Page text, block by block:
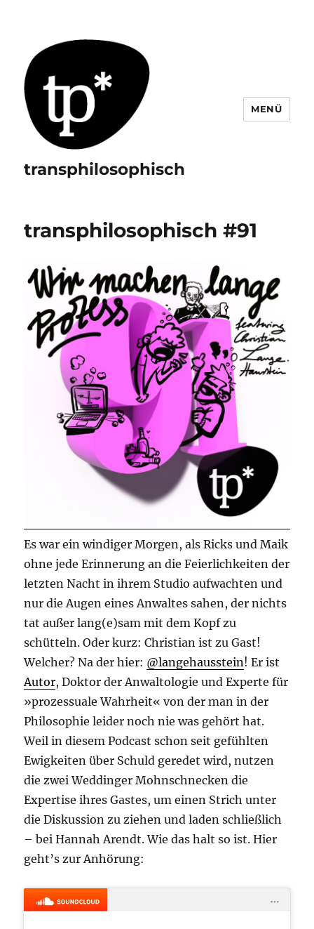
transphilosophisch
MENÜ
transphilosophisch #91
Es war ein windiger Morgen, als Ricks und Maik
ohne jede Erinnerung an die Feierlichkeiten der
letzten Nacht in ihrem Studio aufwachten und
nur die Augen eines Anwaltes sahen, der nichts
tat außer lang(e)sam mit dem Kopf zu
schütteln. Oder kurz: Christian ist zu Gast!
Welcher? Na der hier: @langehausstein! Er ist
Autor, Doktor der Anwaltologie und Experte für
»prozessuale Wahrheit« von der man in der
Philosophie leider noch nie was gehört hat.
Weil in diesem Podcast schon seit gefühlten
Ewigkeiten über Schuld geredet wird, nutzen
die zwei Weddinger Mohnschnecken die
Expertise ihres Gastes, um einen Strich unter
die Diskussion zu ziehen und laden schließlich
– bei Hannah Arendt. Wie das halt so ist. Hier
geht’s zur Anhörung: